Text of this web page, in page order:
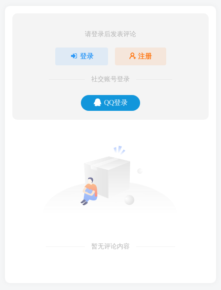
请登录后发表评论
登录 注册
社交账号登录
QQ登录
暂无评论内容